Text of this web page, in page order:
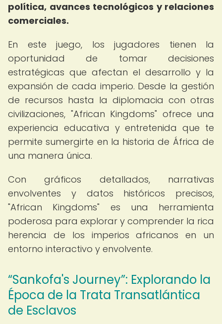
política, avances tecnológicos y relaciones
comerciales.
En este juego, los jugadores tienen la
oportunidad de tomar decisiones
estratégicas que afectan el desarrollo y la
expansión de cada imperio. Desde la gestión
de recursos hasta la diplomacia con otras
civilizaciones, "African Kingdoms" ofrece una
experiencia educativa y entretenida que te
permite sumergirte en la historia de África de
una manera única.
Con gráficos detallados, narrativas
envolventes y datos históricos precisos,
"African Kingdoms" es una herramienta
poderosa para explorar y comprender la rica
herencia de los imperios africanos en un
entorno interactivo y envolvente.
“Sankofa's Journey”: Explorando la
Época de la Trata Transatlántica
de Esclavos